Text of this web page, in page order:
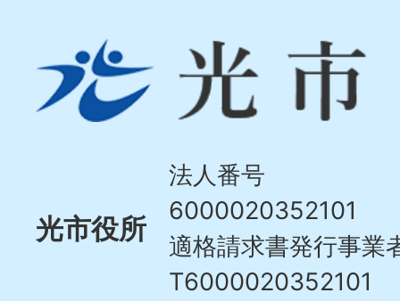
市
Hikari
光市役所
法人番号
6000020352101
適格請求書発行事業
T6000020352101